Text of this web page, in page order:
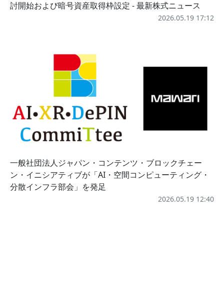
討開始および暗号資産取得枠設定 - 最新株式ニュース
2026.05.19 17:12
一般社団法人ジャパン・コンテンツ・ブロックチェー
ン・イニシアティブが「AI・空間コンピューティング・
分散インフラ部会」を発足
2026.05.19 12:40